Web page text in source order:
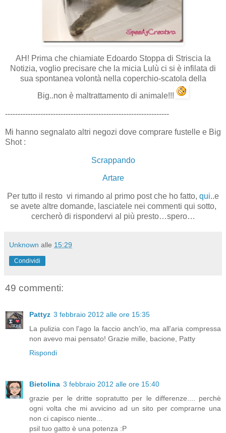
AH! Prima che chiamiate Edoardo Stoppa di Striscia la
Notizia, voglio precisare che la micia Lulù ci si è infilata di
sua spontanea volontà nella coperchio-scatola della
Big..non è maltrattamento di animale!!!
-----------------------------------------------------------------
Mi hanno segnalato altri negozi dove comprare fustelle e Big
Shot :
Scrappando
Artare
Per tutto il resto vi rimando al primo post che ho fatto, qui..e
se avete altre domande, lasciatele nei commenti qui sotto,
cercherò di rispondervi al più presto…spero…
Unknown alle 15:29
Condividi
49 commenti:
Pattyz 3 febbraio 2012 alle ore 15:35
La pulizia con l'ago la faccio anch'io, ma all'aria compressa
non avevo mai pensato! Grazie mille, bacione, Patty
Rispondi
Bietolina 3 febbraio 2012 alle ore 15:40
grazie per le dritte sopratutto per le differenze.... perchè
ogni volta che mi avvicino ad un sito per comprarne una
non ci capisco niente...
psil tuo gatto è una potenza :P